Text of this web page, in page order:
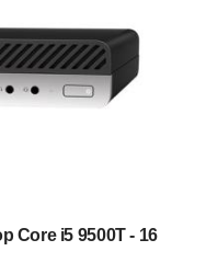
Core i5 9500T - 16